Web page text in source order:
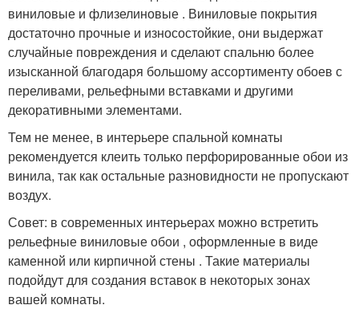
виниловые и флизелиновые . Виниловые покрытия
достаточно прочные и износостойкие, они выдержат
случайные повреждения и сделают спальню более
изысканной благодаря большому ассортименту обоев с
переливами, рельефными вставками и другими
декоративными элементами.
Тем не менее, в интерьере спальной комнаты
рекомендуется клеить только перфорированные обои из
винила, так как остальные разновидности не пропускают
воздух.
Совет: в современных интерьерах можно встретить
рельефные виниловые обои , оформленные в виде
каменной или кирпичной стены . Такие материалы
подойдут для создания вставок в некоторых зонах
вашей комнаты.